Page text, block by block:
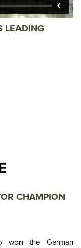
LEADING
CHAMPION
won the German